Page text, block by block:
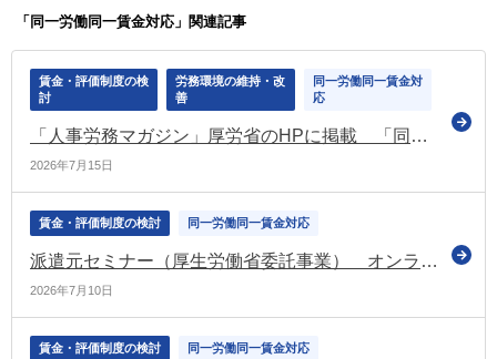
「同一労働同一賃金対応」関連記事
賃金・評価制度の検
討
労務環境の維持・改
善
同一労働同一賃金対
応
「人事労務マガジン」厚労省のHPに掲載 「同一労働同一賃金に関する改正省令・告示が公布されました」などの情報を掲載
2026年7月15日
賃金・評価制度の検討 同一労働同一賃金対応
派遣元セミナー（厚生労働省委託事業） オンライン等で実施 参加無料（厚労省）
2026年7月10日
賃金・評価制度の検討 同一労働同一賃金対応